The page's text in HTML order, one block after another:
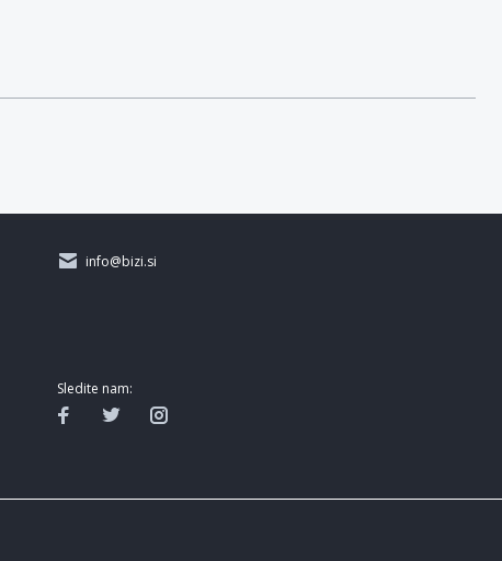
info@bizi.si
Sledite nam: